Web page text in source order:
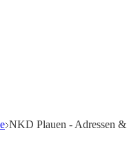
NKD Plauen - Adressen &